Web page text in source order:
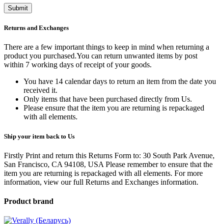
Returns and Exchanges
There are a few important things to keep in mind when returning a
product you purchased.You can return unwanted items by post
within 7 working days of receipt of your goods.
You have 14 calendar days to return an item from the date you
received it.
Only items that have been purchased directly from Us.
Please ensure that the item you are returning is repackaged
with all elements.
Ship your item back to Us
Firstly Print and return this Returns Form to: 30 South Park Avenue,
San Francisco, CA 94108, USA Please remember to ensure that the
item you are returning is repackaged with all elements. For more
information, view our full Returns and Exchanges information.
Product brand